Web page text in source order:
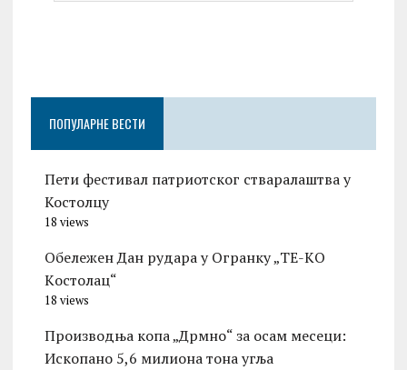
ПОПУЛАРНЕ ВЕСТИ
Пети фестивал патриотског стваралаштва у
Костолцу
18 views
Обележен Дан рудара у Огранку „ТЕ-KО
Kостолац“
18 views
Производња копа „Дрмно“ за осам месеци:
Ископано 5,6 милиона тона угља